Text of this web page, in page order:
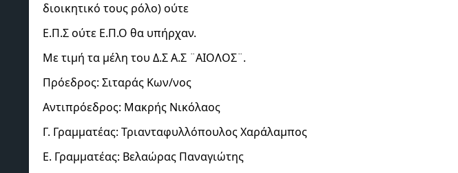
διοικητικό τους ρόλο) ούτε
Ε.Π.Σ ούτε Ε.Π.Ο θα υπήρχαν.
Με τιμή τα μέλη του Δ.Σ Α.Σ ¨ΑΙΟΛΟΣ¨.
Πρόεδρος: Σιταράς Κων/νος
Αντιπρόεδρος: Μακρής Νικόλαος
Γ. Γραμματέας: Τριανταφυλλόπουλος Χαράλαμπος
Ε. Γραμματέας: Βελαώρας Παναγιώτης